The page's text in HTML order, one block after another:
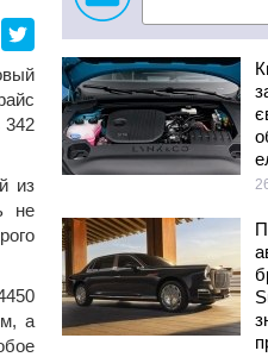
Facebook
Twitter
342
из
не
а